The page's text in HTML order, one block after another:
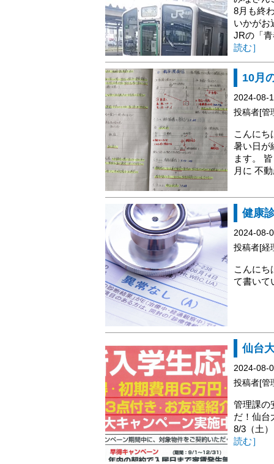
8月も終
いかがお
JRの「
読む］
10月
2024-08-
投稿者[
こんにち
暑い日が
ます。
月に 不
健康
2024-08-
投稿者[
こんにち
て書いて
仙台
2024-08-
投稿者[
管理課の
だ！仙台
8/3（土
読む］